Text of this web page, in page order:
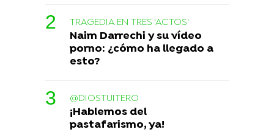
TRAGEDIA EN TRES 'ACTOS'
Naim Darrechi y su vídeo
porno: ¿cómo ha llegado a
esto?
@DIOSTUITERO
¡Hablemos del
pastafarismo, ya!